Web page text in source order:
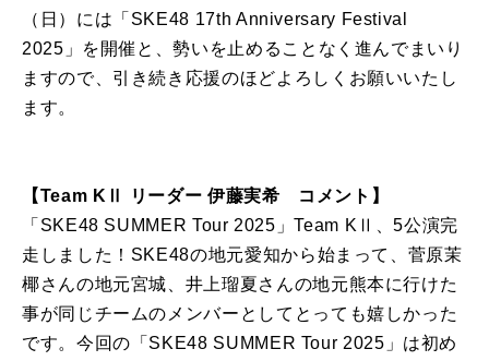
（日）には「SKE48 17th Anniversary Festival
2025」を開催と、勢いを止めることなく進んでまいり
ますので、引き続き応援のほどよろしくお願いいたし
ます。
【Team KⅡ リーダー 伊藤実希 コメント】
「SKE48 SUMMER Tour 2025」Team KⅡ、5公演完
走しました！SKE48の地元愛知から始まって、菅原茉
椰さんの地元宮城、井上瑠夏さんの地元熊本に行けた
事が同じチームのメンバーとしてとっても嬉しかった
です。今回の「SKE48 SUMMER Tour 2025」は初め